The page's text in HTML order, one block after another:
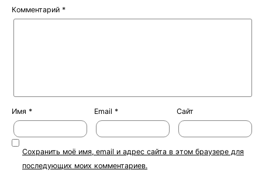
Комментарий *
Имя * Email * Сайт
Сохранить моё имя, email и адрес сайта в этом браузере для
последующих моих комментариев.